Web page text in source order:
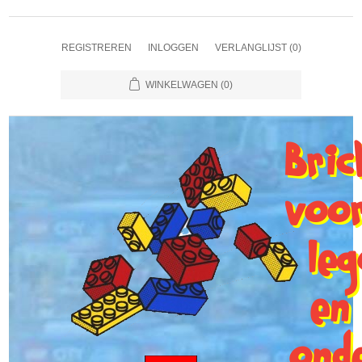
REGISTREREN INLOGGEN VERLANGLIJST (0)
WINKELWAGEN (0)